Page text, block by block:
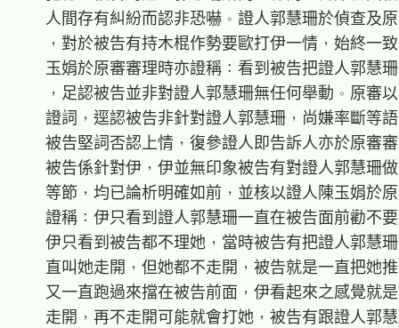
人間存有糾紛而認非恐嚇。證人郭慧珊於偵查及
，對於被告有持木棍作勢要歐打伊一情，始終一
玉娟於原審審理時亦證稱：看到被告把證人郭慧
，足認被告並非對證人郭慧珊無任何舉動。原審
證詞，逕認被告非針對證人郭慧珊，尚嫌率斷等
被告堅詞否認上情，復參證人即告訴人亦於原審
被告係針對伊，伊並無印象被告有對證人郭慧珊
等節，均已論析明確如前，並核以證人陳玉娟於
證稱：伊只看到證人郭慧珊一直在被告面前勸不
伊只看到被告都不理她，當時被告有把證人郭慧
直叫她走開，但她都不走開，被告就是一直把她
又一直跑過來擋在被告前面，伊看起來之感覺就
走開，再不走開可能就會打她，被告有跟證人郭